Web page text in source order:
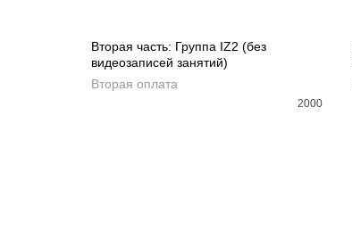
ДОБАВИТЬ В КОРЗИНУ
Вторая часть: Группа IZ2 (без
видеозаписей занятий)
Вторая оплата
2000